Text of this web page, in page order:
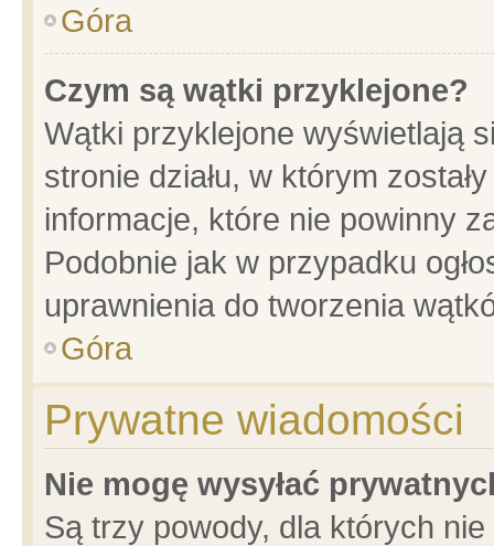
Góra
Czym są wątki przyklejone?
Wątki przyklejone wyświetlają
stronie działu, w którym
informacje, które nie powinny
Podobnie jak w przypadku
uprawnienia do tworzenia
Góra
Prywatne wiadomości
Nie mogę wysyłać
Są trzy powody, dla których